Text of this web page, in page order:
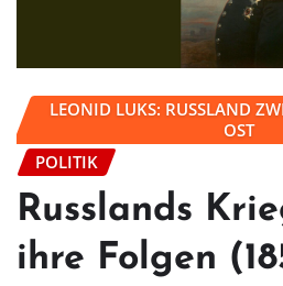
LEONID LUKS: RUSSLAND
OST
POLITIK
Russlands
ihre Folgen